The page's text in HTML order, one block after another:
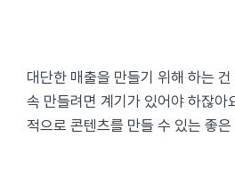
대단한 매출을 만들기 위해 하는 건
속 만들려면 계기가 있어야 하잖아
적으로 콘텐츠를 만들 수 있는 좋